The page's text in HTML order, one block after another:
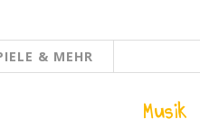
& MEHR
Musik